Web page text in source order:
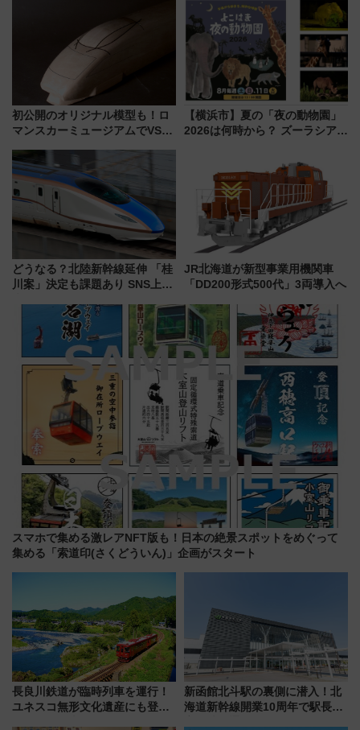
7/24-26開催！ 有料席はJRE
MALLで予約可能
初公開のオリジナル模型も！ロ
マンスカーミュージアムでVSE
15日スタート
【横浜市】夏の「夜の動物園」
2026は何時から？ ズーラシア・
見どころ、限定イベントを徹底
解説！
どうなる？北陸新幹線延伸 「桂
川案」決定も課題あり SNS上の
JR北海道が新型事業用機関車
「DD200形式500代」3両導入へ
スマホで集める激レアNFT版も！日本の絶景スポットをめぐって
集める「索道印(さくどういん)」企画がスタート
長良川鉄道が臨時列車を運行！
ユネスコ無形文化遺産にも登録
新函館北斗駅の裏側に潜入！北
海道新幹線開業10周年で駅長